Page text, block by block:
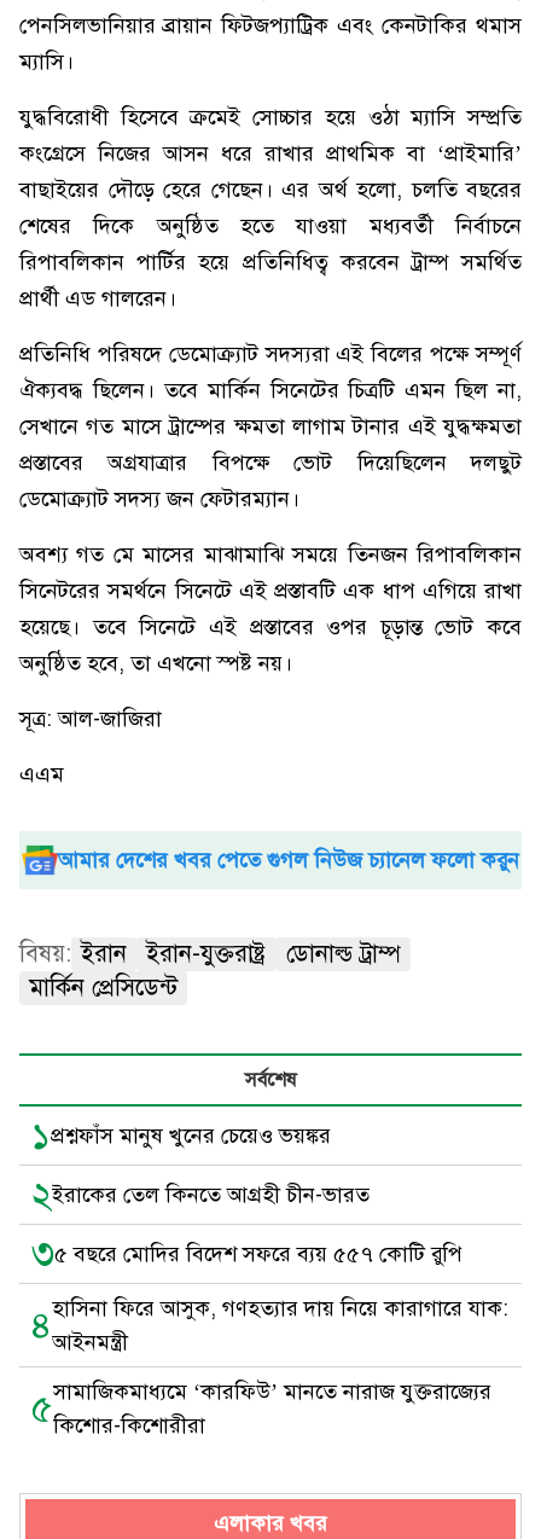
পেনসিলভানিয়ার ব্রায়ান ফিটজপ্যাট্রিক এবং কেনটাকির থমাস
ম্যাসি।
যুদ্ধবিরোধী হিসেবে ক্রমেই সোচ্চার হয়ে ওঠা ম্যাসি সম্প্রতি
কংগ্রেসে নিজের আসন ধরে রাখার প্রাথমিক বা ‘প্রাইমারি’
বাছাইয়ের দৌড়ে হেরে গেছেন। এর অর্থ হলো, চলতি বছরের
শেষের দিকে অনুষ্ঠিত হতে যাওয়া মধ্যবর্তী নির্বাচনে
রিপাবলিকান পার্টির হয়ে প্রতিনিধিত্ব করবেন ট্রাম্প সমর্থিত
প্রার্থী এড গালরেন।
প্রতিনিধি পরিষদে ডেমোক্র্যাট সদস্যরা এই বিলের পক্ষে সম্পূর্ণ
ঐক্যবদ্ধ ছিলেন। তবে মার্কিন সিনেটের চিত্রটি এমন ছিল না,
সেখানে গত মাসে ট্রাম্পের ক্ষমতা লাগাম টানার এই যুদ্ধক্ষমতা
প্রস্তাবের অগ্রযাত্রার বিপক্ষে ভোট দিয়েছিলেন দলছুট
ডেমোক্র্যাট সদস্য জন ফেটারম্যান।
অবশ্য গত মে মাসের মাঝামাঝি সময়ে তিনজন রিপাবলিকান
সিনেটরের সমর্থনে সিনেটে এই প্রস্তাবটি এক ধাপ এগিয়ে রাখা
হয়েছে। তবে সিনেটে এই প্রস্তাবের ওপর চূড়ান্ত ভোট কবে
অনুষ্ঠিত হবে, তা এখনো স্পষ্ট নয়।
সূত্র: আল-জাজিরা
এএম
আমার দেশের খবর পেতে গুগল নিউজ চ্যানেল ফলো করুন
বিষয়: ইরান ইরান-যুক্তরাষ্ট্র
ডোনাল্ড ট্রাম্প
মার্কিন প্রেসিডেন্ট
সর্বশেষ
১প্রশ্নফাঁস মানুষ খুনের চেয়েও ভয়ঙ্কর
২ইরাকের তেল কিনতে আগ্রহী চীন-ভারত
৩৫ বছরে মোদির বিদেশ সফরে ব্যয় ৫৫৭ কোটি রুপি
৪হাসিনা ফিরে আসুক, গণহত্যার দায় নিয়ে কারাগারে যাক:
আইনমন্ত্রী
৫সামাজিকমাধ্যমে ‘কারফিউ’ মানতে নারাজ যুক্তরাজ্যের
কিশোর-কিশোরীরা
এলাকার খবর